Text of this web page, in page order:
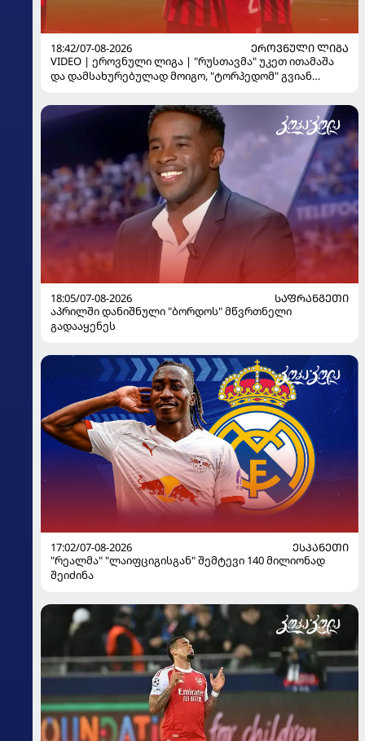
18:42/07-08-2026
ᲔᲠᲝᲕᲜᲣᲚᲘ ᲚᲘᲒᲐ
VIDEO | ეროვნული ლიგა | "რუსთავმა" უკეთ ითამაშა
და დამსახურებულად მოიგო, "ტორპედომ" გვიან
18:05/07-08-2026
ᲡᲐᲤᲠᲐᲜᲒᲔᲗᲘ
აპრილში დანიშნული "ბორდოს" მწვრთნელი
გადააყენეს
17:02/07-08-2026
ᲔᲡᲞᲐᲜᲔᲗᲘ
"რეალმა" "ლაიფციგისგან" შემტევი 140 მილიონად
შეიძინა